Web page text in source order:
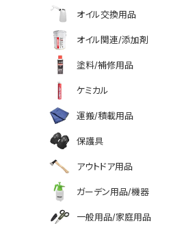
オイル交換用品
オイル関連/添加剤
塗料/補修用品
ケミカル
運搬/積載用品
保護具
アウトドア用品
ガーデン用品/機器
一般用品/家庭用品